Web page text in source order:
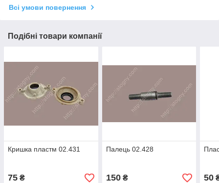
Всі умови повернення
Подібні товари компанії
Кришка пластм 02.431
75 ₴
Палець 02.428
150₴ 50